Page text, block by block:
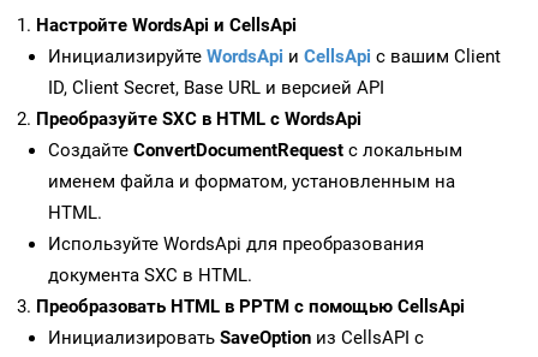
Настройте WordsApi и CellsApi
Инициализируйте WordsApi и CellsApi с вашим Client
ID, Client Secret, Base URL и версией API
Преобразуйте SXC в HTML с WordsApi
Создайте ConvertDocumentRequest с локальным
именем файла и форматом, установленным на
HTML.
Используйте WordsApi для преобразования
документа SXC в HTML.
Преобразовать HTML в PPTM с помощью CellsApi
Инициализировать SaveOption из CellsAPI с